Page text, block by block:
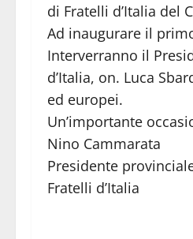
di Fratelli d’Italia del
Ad inaugurare il
Interverranno il
d’Italia, on. Luca
ed europei.
Un’importante
Nino Cammarata
Presidente
Fratelli d’Italia